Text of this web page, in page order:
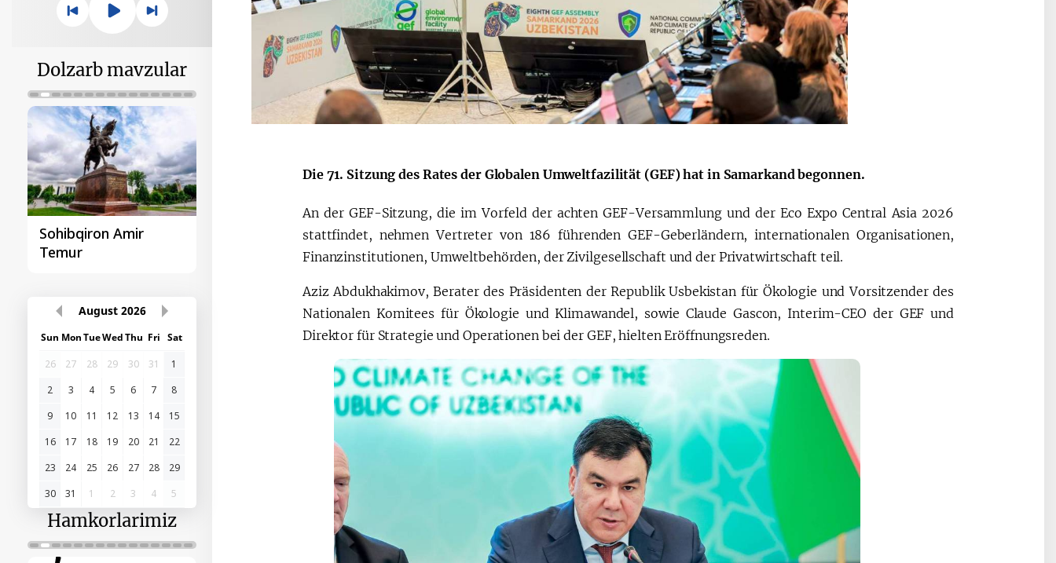
Dolzarb mavzular
Sohibqiron Amir
Temur
O‘zbekiston va
Paragvay hamkorligi
Huquqiy targʻibot
O‘zbekiston va
Yaponiya hamkorligi
Oʻzbekiston va
Pokiston hamkorligi
August 2026
Sun MonTueWedThu Fri Sat
26
27 28 29 30 31
1
2
3 4 5 6 7
8
9
10 11 12 13 14
15
16
17 18 19 20 21
22
23
24 25 26 27 28
29
30
31 1 2 3 4 5
Hamkorlarimiz
Die 71. Sitzung des Rates der Globalen Umweltfazilität (GEF) hat in Samarkand begonnen.
An der GEF-Sitzung, die im Vorfeld der achten GEF-Versammlung und der Eco Expo Central Asia 2026
stattfindet, nehmen Vertreter von 186 führenden GEF-Geberländern, internationalen Organisationen,
Finanzinstitutionen, Umweltbehörden, der Zivilgesellschaft und der Privatwirtschaft teil.
Aziz Abdukhakimov, Berater des Präsidenten der Republik Usbekistan für Ökologie und Vorsitzender des
Nationalen Komitees für Ökologie und Klimawandel, sowie Claude Gascon, Interim-CEO der GEF und
Direktor für Strategie und Operationen bei der GEF, hielten Eröffnungsreden.